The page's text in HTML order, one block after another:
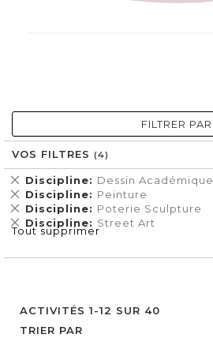
ACTIVITÉS 1-12 SUR 40
TRIER PAR
FILTRER PAR
VOS FILTRES
Discipline Dessin Académique
Supprimer
cet
Élément
Discipline Peinture
Supprimer
cet
Élément
Discipline Poterie Sculpture
Supprimer
cet
Élément
Discipline Street Art
Supprimer
cet
Tout supprimer